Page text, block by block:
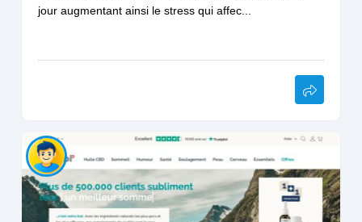
jour augmentant ainsi le stress qui affec...